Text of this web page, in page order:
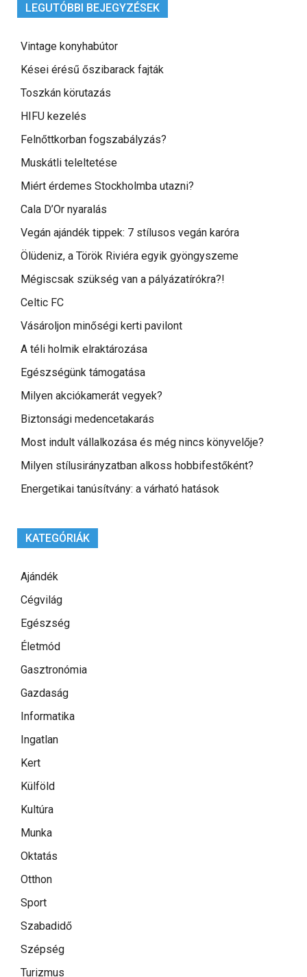
LEGUTÓBBI BEJEGYZÉSEK
Vintage konyhabútor
Kései érésű őszibarack fajták
Toszkán körutazás
HIFU kezelés
Felnőttkorban fogszabályzás?
Muskátli teleltetése
Miért érdemes Stockholmba utazni?
Cala D’Or nyaralás
Vegán ajándék tippek: 7 stílusos vegán karóra
Ölüdeniz, a Török Riviéra egyik gyöngyszeme
Mégiscsak szükség van a pályázatírókra?!
Celtic FC
Vásároljon minőségi kerti pavilont
A téli holmik elraktározása
Egészségünk támogatása
Milyen akciókamerát vegyek?
Biztonsági medencetakarás
Most indult vállalkozása és még nincs könyvelője?
Milyen stílusirányzatban alkoss hobbifestőként?
Energetikai tanúsítvány: a várható hatások
KATEGÓRIÁK
Ajándék
Cégvilág
Egészség
Életmód
Gasztronómia
Gazdaság
Informatika
Ingatlan
Kert
Külföld
Kultúra
Munka
Oktatás
Otthon
Sport
Szabadidő
Szépség
Turizmus